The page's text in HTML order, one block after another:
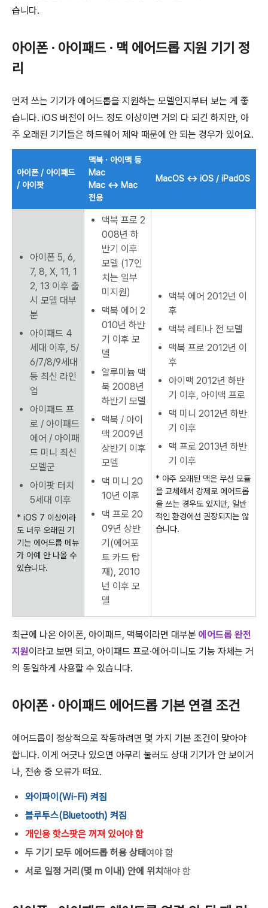
습니다.
아이폰 · 아이패드 · 맥 에어드롭 지원 기기 정
리
먼저 쓰는 기기가 에어드롭을 지원하는 모델인지부터 보는 게 좋
습니다. iOS 버전이 어느 정도 이상이면 거의 다 되긴 하지만, 아
주 오래된 기기들은 하드웨어 제약 때문에 안 되는 경우가 있어요.
아이폰 / 아이패드
/ 아이팟
맥북 · 아이맥 등
Mac
Mac ↔ Mac
전용
MacOS ↔ iOS / iPadOS
아이폰 5, 6,
7, 8, X, 11, 1
2, 13 이후 출
시 모델 대부
분
아이패드 4
세대 이후, 5/
6/7/8/9세대
등 최신 라인
업
아이패드 프
로 / 아이패드
에어 / 아이패
드 미니 최신
모델군
아이팟 터치
5세대 이후
* iOS 7 이상이라
도 너무 오래된 기
기는 에어드롭 메뉴
가 아예 안 나올 수
있습니다.
맥북 프로 2
008년 하
반기 이후
모델 (17인
치는 일부
미지원)
맥북 에어 2
010년 하반
기 이후 모
델
알루미늄 맥
북 2008년
하반기 모델
맥북 / 아이
맥 2009년
상반기 이후
모델
맥 미니 20
10년 이후
맥 프로 20
09년 상반
기(에어포
트 카드 탑
재), 2010
년 이후 모
델
맥북 에어 2012년 이
후
맥북 레티나 전 모델
맥북 프로 2012년 이
후
아이맥 2012년 하반
기 이후, 아이맥 프로
맥 미니 2012년 하반
기 이후
맥 프로 2013년 하반
기 이후
* 아주 오래된 맥은 무선 모듈
을 교체해서 강제로 에어드롭
을 쓰는 경우도 있지만, 일반
적인 환경에선 권장되지는 않
습니다.
최근에 나온 아이폰, 아이패드, 맥북이라면 대부분 에어드롭 완전
지원이라고 보면 되고, 아이패드 프로·에어·미니도 기능 자체는 거
의 동일하게 사용할 수 있습니다.
아이폰 · 아이패드 에어드롭 기본 연결 조건
에어드롭이 정상적으로 작동하려면 몇 가지 기본 조건이 맞아야
합니다. 이게 어긋나 있으면 아무리 눌러도 상대 기기가 안 보이거
나, 전송 중 오류가 떠요.
와이파이(Wi-Fi) 켜짐
블루투스(Bluetooth) 켜짐
개인용 핫스팟은 꺼져 있어야 함
두 기기 모두 에어드롭 허용 상태여야 함
서로 일정 거리(몇 m 이내) 안에 위치해야 함